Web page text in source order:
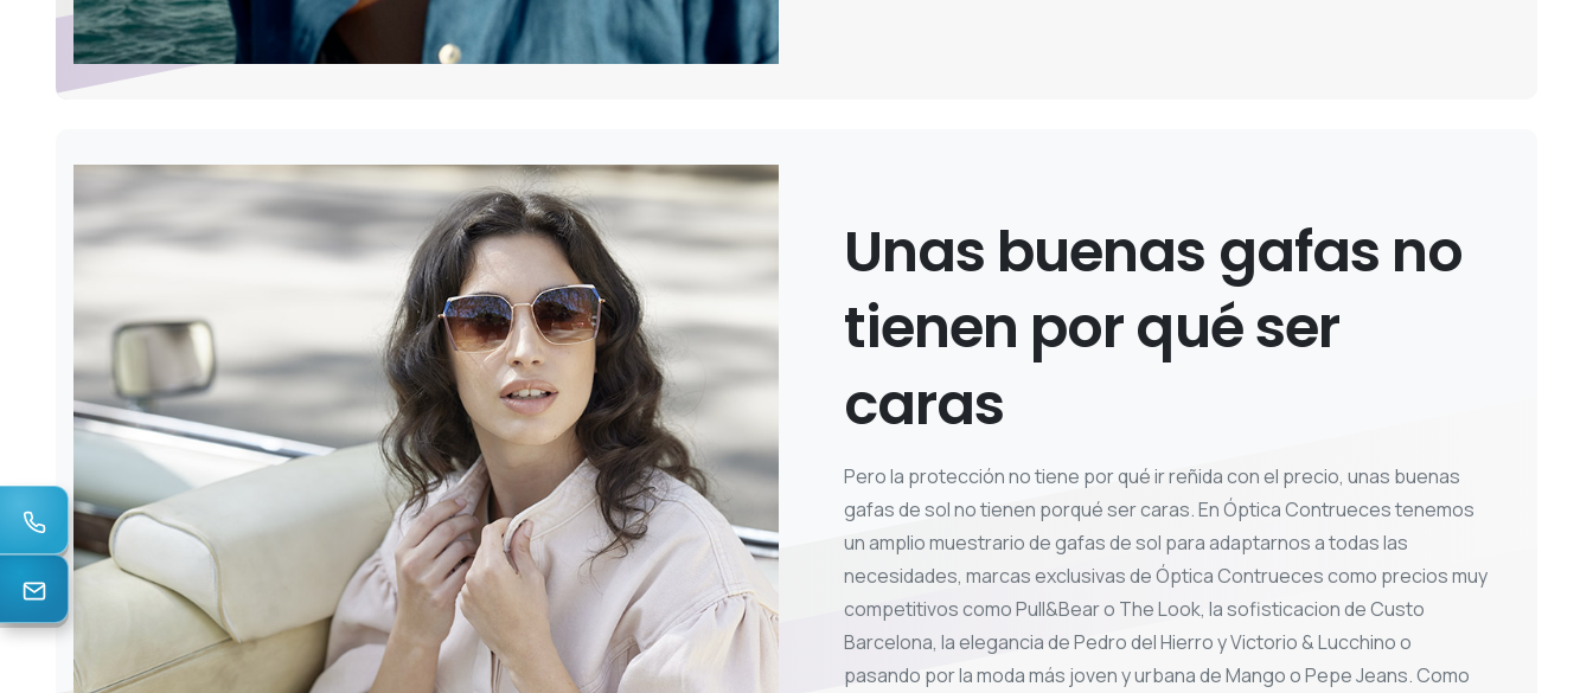
Unas buenas gafas no
tienen porquéser
caras
Pero la protección no tiene por qué ir reñida con el precio, unas buenas
gafas de sol no tienen porqué ser caras. En Óptica Contrueces tenemos
un amplio muestrario de gafas de sol para adaptarnos a todas las
necesidades, marcas exclusivas de Óptica Contrueces como precios muy
competitivos como Pull&Bear o The Look, la sofisticacion de Custo
Barcelona, la elegancia de Pedro del Hierro y Victorio & Lucchino o
pasando por la moda más joven y urbana de Mango o Pepe Jeans. Como